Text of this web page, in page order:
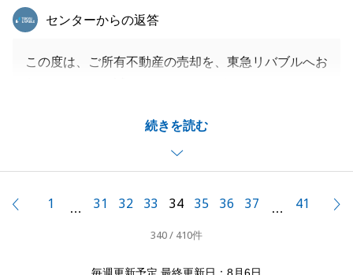
続きを読む
東急リバブル
センターからの返答
この度は、ご所有不動産の売却を、東急リバブルへお
ございました。築年数が約40年のマンションでした
が、室内は大変綺麗で丁寧にご使用されており、買主
様のご印象も大変よくご成約をさせていただきまし
この度は誠にありがとうございました。
今後とも、東急リバブルをご愛顧賜りますようお願い
前へ1 … 31 32 33 34 35 36 37 … 41
340 / 410件